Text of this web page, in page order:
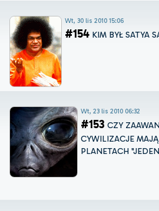
Wt, 30 lis 2010 15:06
#154 KIM BYŁ SATYA
Wt, 23 lis 2010 06:32
#153 CZY
CYWILIZACJE
PLANETACH